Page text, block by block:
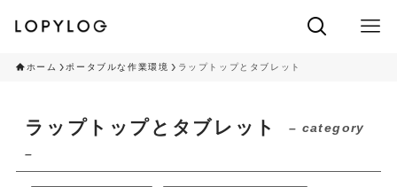
ホーム ポータブルな作業環境 ラップトップとタブレット
ラップトップとタブレット
– category
–